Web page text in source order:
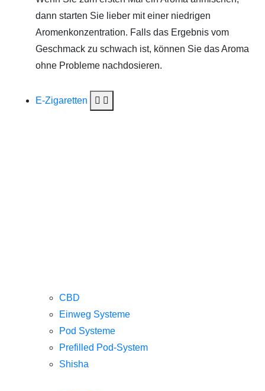
dann starten Sie lieber mit einer niedrigen
Aromenkonzentration. Falls das Ergebnis vom
Geschmack zu schwach ist, können Sie das Aroma
ohne Probleme nachdosieren.
E-Zigaretten
CBD
Einweg Systeme
Pod Systeme
Prefilled Pod-System
Shisha